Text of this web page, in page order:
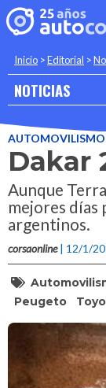
Inicio >Editorial >
NOTICIAS
AUTOMOVILISMO
Dakar
Aunque
mejores días
argentinos.
corsaonline | 12/1/
Peugeto